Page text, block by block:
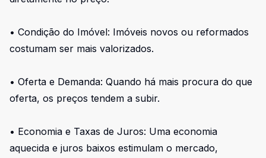
• Condição do Imóvel: Imóveis novos ou reformados
costumam ser mais valorizados.
• Oferta e Demanda: Quando há mais procura do que
oferta, os preços tendem a subir.
• Economia e Taxas de Juros: Uma economia
aquecida e juros baixos estimulam o mercado,